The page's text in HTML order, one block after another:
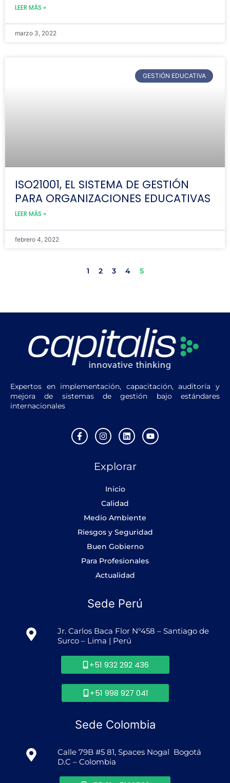
LEER MÁS »
marzo 3, 2022
GESTIÓN EDUCATIVA
ISO21001, EL SISTEMA DE GESTIÓN
PARA ORGANIZACIONES EDUCATIVAS
LEER MÁS »
febrero 4, 2022
1 2 3 4 5
Expertos en implementación, capacitación, auditoría y
mejora de sistemas de gestión bajo estándares
internacionales
F
a
I
n
a
a
m
L
i
e
Y
o
Explorar
Inicio
Calidad
Medio Ambiente
Riesgos y Seguridad
Buen Gobierno
Para Profesionales
Actualidad
Sede Perú
Jr. Carlos Baca Flor N°458 – Santiago de
Surco – Lima | Perú
+51 932 292 436
+51 998 927 041
Sede Colombia
Calle 79B #5 81, Spaces Nogal Bogotá
D.C – Colombia